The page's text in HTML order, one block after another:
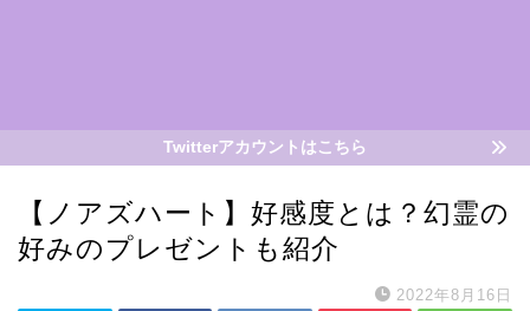
Twitterアカウントはこちら
【ノアズハート】好感度とは？幻霊の
好みのプレゼントも紹介
2022年8月16日